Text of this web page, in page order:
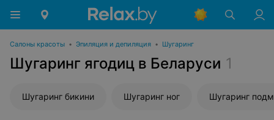
Салоны красоты • Эпиляция и депиляция • Шугаринг
Шугаринг ягодиц в Беларуси 1
Шугаринг бикини Шугаринг ног Шугаринг